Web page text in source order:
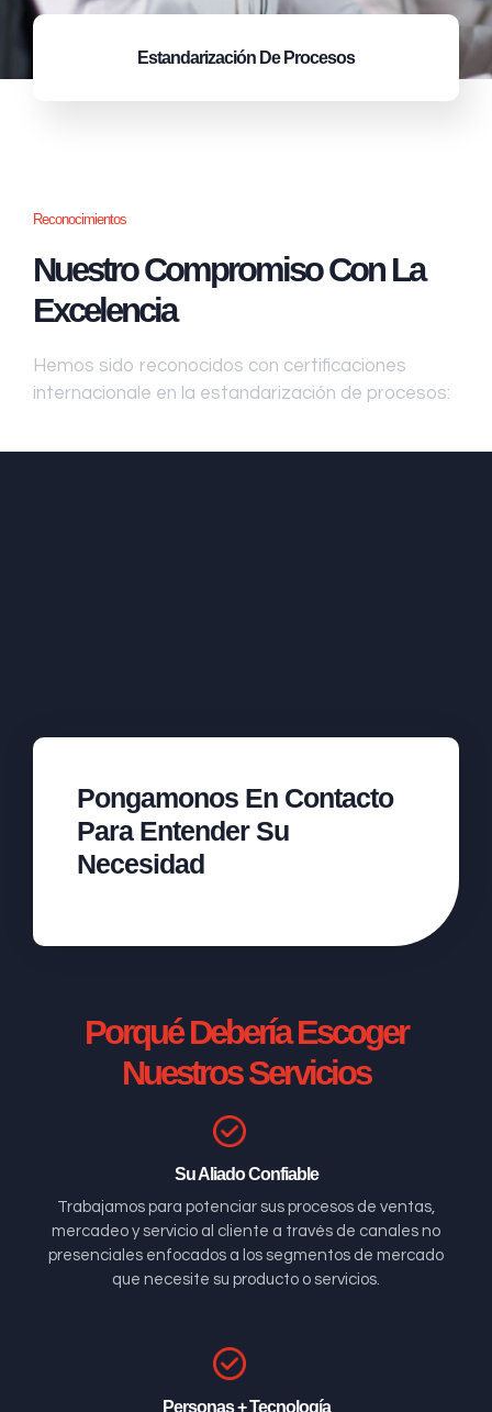
Estandarización De Procesos
Reconocimientos
Nuestro Compromiso Con La
Excelencia
Hemos sido reconocidos con certificaciones
internacionale en la estandarización de procesos:
Pongamonos En Contacto
Para Entender Su
Necesidad
Porqué Debería Escoger
Nuestros Servicios
Su Aliado Confiable
Trabajamos para potenciar sus procesos de ventas,
mercadeo y servicio al cliente a través de canales no
presenciales enfocados a los segmentos de mercado
que necesite su producto o servicios.
Personas + Tecnología